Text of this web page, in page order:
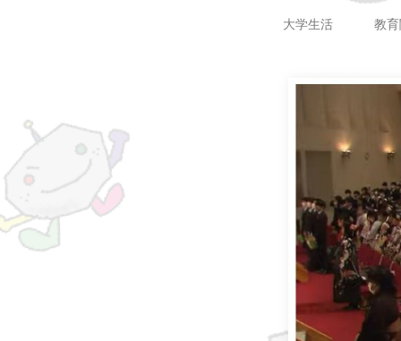
大学生活 教